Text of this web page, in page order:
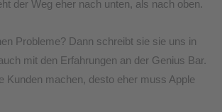
der Weg eher nach unten, als nach oben.
Probleme? Dann schreibt sie sie uns in
mit den Erfahrungen an der Genius Bar.
Kunden machen, desto eher muss Apple